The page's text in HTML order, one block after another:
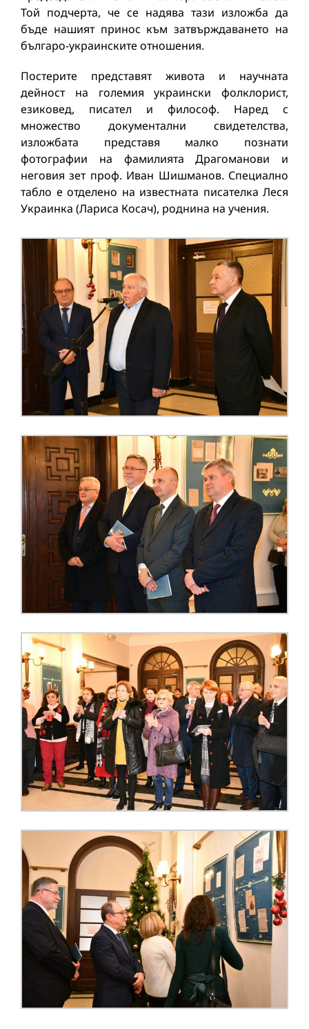
Той подчерта, че се надява тази изложба да
бъде нашият принос към затвърждаването на
българо-украинските отношения.
Постерите представят живота и научната
дейност на големия украински фолклорист,
езиковед, писател и философ. Наред с
множество документални свидетелства,
изложбата представя малко познати
фотографии на фамилията Драгоманови и
неговия зет проф. Иван Шишманов. Специално
табло е отделено на известната писателка Леся
Украинка (Лариса Косач), роднина на учения.